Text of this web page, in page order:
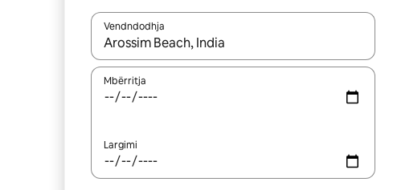
Vendndodhja
Kur rezultatet të jenë të disponueshme, lëviz me
Mbërritja
Largimi